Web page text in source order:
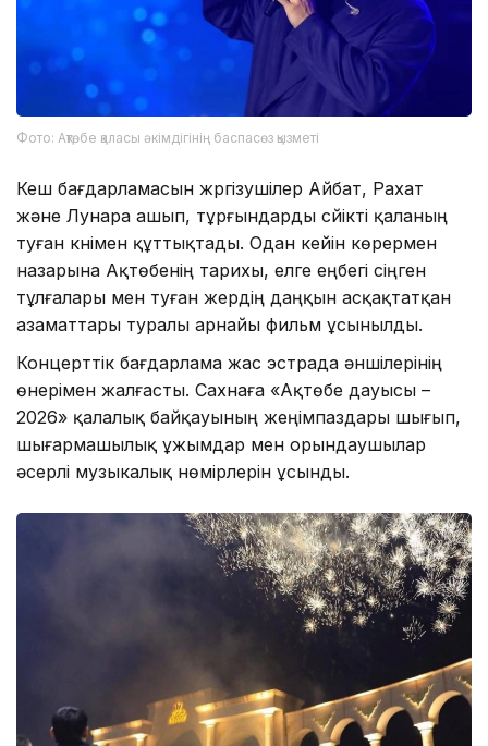
Фото: Ақтөбе қаласы әкімдігінің баспасөз қызметі
Кеш бағдарламасын жүргізушілер Айбат, Рахат
және Лунара ашып, тұрғындарды сүйікті қаланың
туған күнімен құттықтады. Одан кейін көрермен
назарына Ақтөбенің тарихы, елге еңбегі сіңген
тұлғалары мен туған жердің даңқын асқақтатқан
азаматтары туралы арнайы фильм ұсынылды.
Концерттік бағдарлама жас эстрада әншілерінің
өнерімен жалғасты. Сахнаға «Ақтөбе дауысы –
2026» қалалық байқауының жеңімпаздары шығып,
шығармашылық ұжымдар мен орындаушылар
әсерлі музыкалық нөмірлерін ұсынды.